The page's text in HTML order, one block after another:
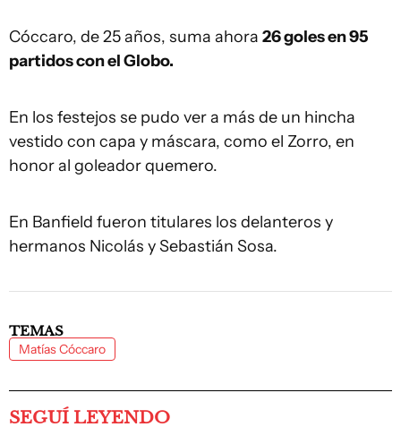
Cóccaro, de 25 años, suma ahora 26 goles en 95
partidos con el Globo.
En los festejos se pudo ver a más de un hincha
vestido con capa y máscara, como el Zorro, en
honor al goleador quemero.
En Banfield fueron titulares los delanteros y
hermanos Nicolás y Sebastián Sosa.
TEMAS
Matías Cóccaro
SEGUÍ LEYENDO